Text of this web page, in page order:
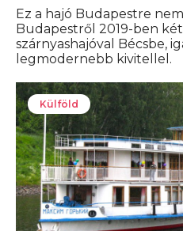
Ez a hajó Budapestre
Budapestről 2019-ben
szárnyashajóval Bécsbe,
legmodernebb kivitellel.
Külföld